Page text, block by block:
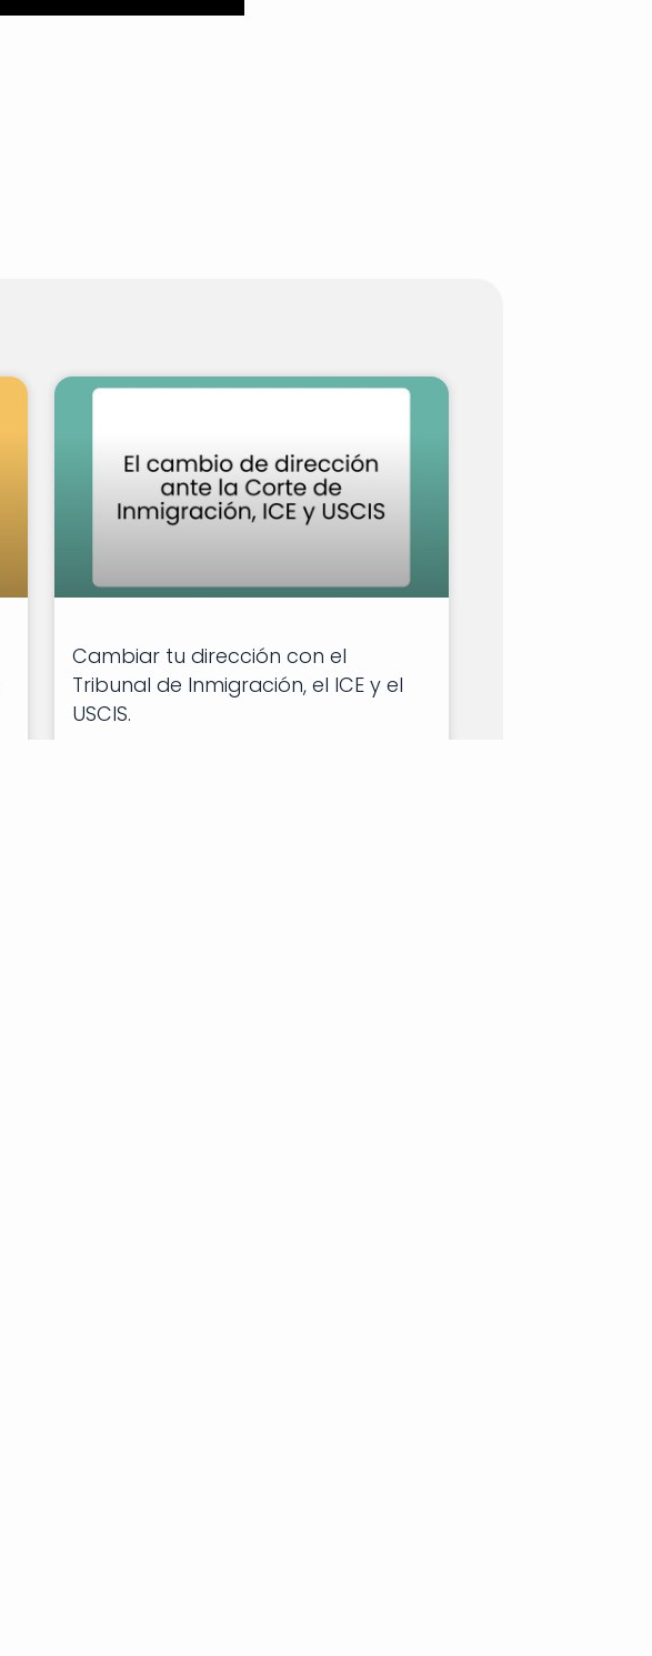
Cambiar tu dirección con el
Tribunal de Inmigración, el ICE y el
USCIS.